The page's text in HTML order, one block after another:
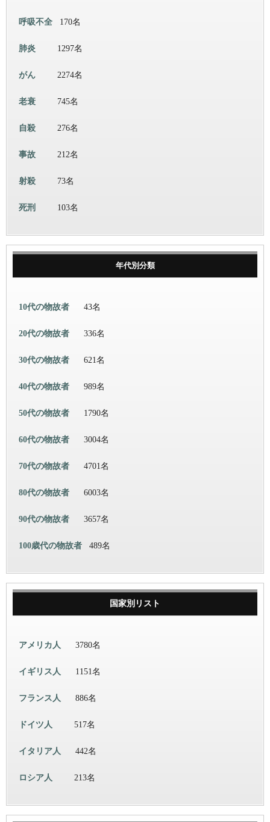
呼吸不全 170名
肺炎 1297名
がん 2274名
老衰 745名
自殺 276名
事故 212名
射殺 73名
死刑 103名
年代別分類
10代の物故者 43名
20代の物故者 336名
30代の物故者 621名
40代の物故者 989名
50代の物故者 1790名
60代の物故者 3004名
70代の物故者 4701名
80代の物故者 6003名
90代の物故者 3657名
100歳代の物故者 489名
国家別リスト
アメリカ人 3780名
イギリス人 1151名
フランス人 886名
ドイツ人 517名
イタリア人 442名
ロシア人 213名